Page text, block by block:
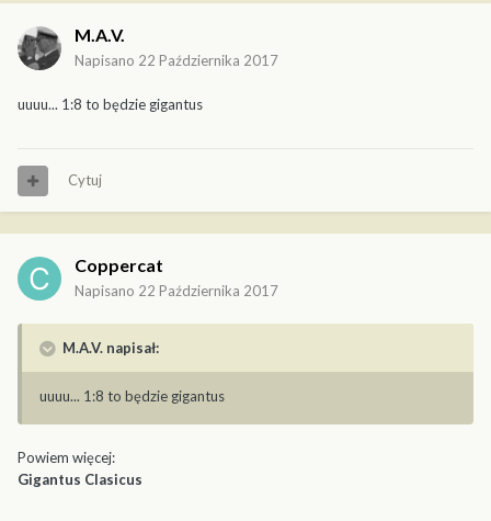
M.A.V.
Napisano 22 Października 2017
uuuu... 1:8 to będzie gigantus
Cytuj
Coppercat
Napisano 22 Października 2017
M.A.V. napisał:
uuuu... 1:8 to będzie gigantus
Powiem więcej:
Gigantus Clasicus